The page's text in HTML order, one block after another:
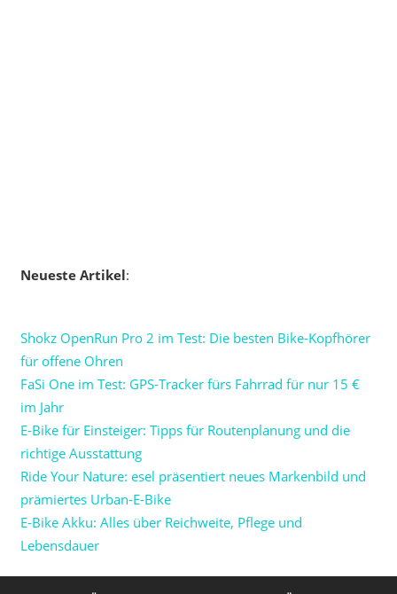
Neueste Artikel:
Shokz OpenRun Pro 2 im Test: Die besten Bike-Kopfhörer
für offene Ohren
FaSi One im Test: GPS-Tracker fürs Fahrrad für nur 15 €
im Jahr
E-Bike für Einsteiger: Tipps für Routenplanung und die
richtige Ausstattung
Ride Your Nature: esel präsentiert neues Markenbild und
prämiertes Urban-E-Bike
E-Bike Akku: Alles über Reichweite, Pflege und
Lebensdauer